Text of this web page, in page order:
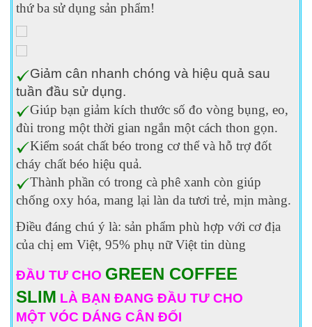
thứ ba sử dụng sản phẩm!
Giảm cân nhanh chóng và hiệu quả sau
tuần đầu sử dụng.
Giúp bạn giảm kích thước số đo vòng bụng, eo,
đùi trong một thời gian ngắn một cách thon gọn.
Kiểm soát chất béo trong cơ thể và hỗ trợ đốt
cháy chất béo hiệu quả.
Thành phần có trong cà phê xanh còn giúp
chống oxy hóa, mang lại làn da tươi trẻ, mịn màng.
Điều đáng chú ý là: sản phẩm phù hợp với cơ địa
của chị em Việt, 95% phụ nữ Việt tin dùng
ĐẦU TƯ CHO GREEN COFFEE
SLIM LÀ BẠN ĐANG ĐẦU TƯ CHO
MỘT VÓC DÁNG CÂN ĐỐI